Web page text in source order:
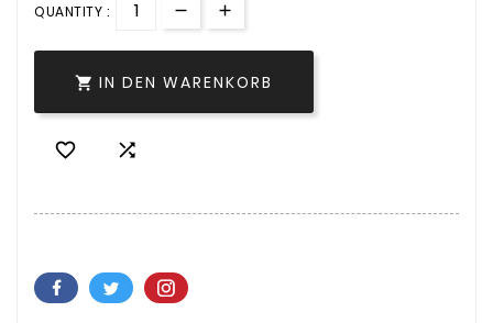
QUANTITY :
 IN DEN WARENKORB
 